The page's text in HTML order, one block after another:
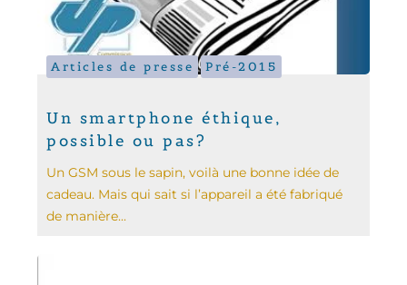
Articles de presse Pré-2015
Un smartphone éthique,
possible ou pas?
Un GSM sous le sapin, voilà une bonne idée de
cadeau. Mais qui sait si l’appareil a été fabriqué
de manière...